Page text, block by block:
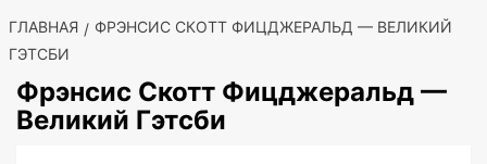
ГЛАВНАЯ
ФРЭНСИС СКОТТ ФИЦДЖЕРАЛЬД — ВЕЛИКИЙ
ГЭТСБИ
Фрэнсис Скотт Фицджеральд —
Великий Гэтсби